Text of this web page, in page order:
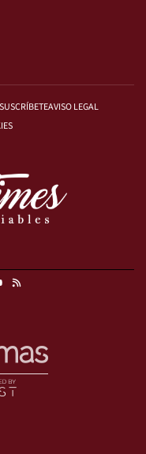
SUSCRÍBETEAVISO LEGAL
RSS